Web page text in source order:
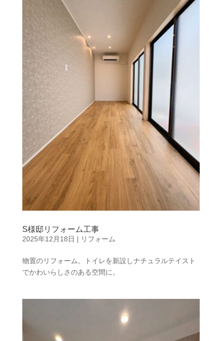
S様邸リフォーム工事
2025年12月18日 | リフォーム
物置のリフォーム。トイレを新設しナチュラルテイスト
でかわいらしさのある空間に。